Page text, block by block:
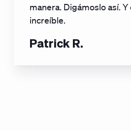
manera. Digámoslo así. Y
increíble.
Patrick R.